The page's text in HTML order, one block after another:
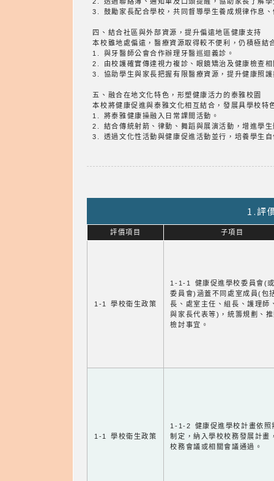
3. 鼓勵家長配合學校，共同督導學生養成規律作息
四、結合社區與外部資源，提升偏遠地區健康支持
本校雖地處偏遠，醫療資源取得較不便利，仍積極結
1. 與牙醫師公會合作辦理牙醫巡迴義診。
2. 由校護確實傳達視力複診、眼鏡矯治及健康檢查
3. 協助學生與家長把握有限醫療資源，提升健康照
五、融合在地文化特色，形塑健康活力的泰雅校園
本校將健康促進與泰雅文化相互結合，發展具學校特
1. 將泰雅健康操融入日常課間活動。
2. 結合傳統射箭、律動、舞蹈與展演活動，增進學
3. 透過文化性活動與健康促進活動並行，培養學生
1.評
評價項目 子項目
1-1 學校衛生政策
1-1-1 健康促進學校委員會(
委員會)涵蓋不同處室成員(包
長、處室主任、組長、護理師
與家長代表等)，統籌規劃、
檢討事宜。
1-1 學校衛生政策
1-1-2 健康促進學校計畫依照
制定，納入學校校務發展計畫
校務會議或相關會議通過。